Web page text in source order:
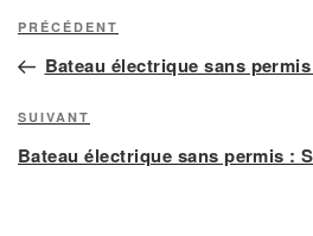
Navigation
l’article
Article
précédent
PRÉCÉDENT
Bateau électrique sans
Article
suivant
SUIVANT
Bateau électrique sans permis :